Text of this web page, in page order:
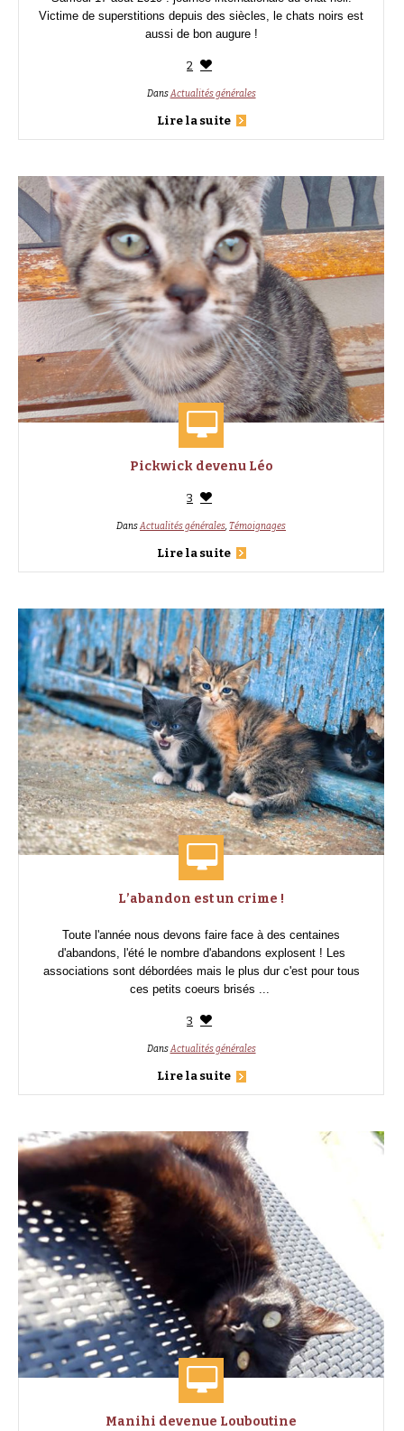
Victime de superstitions depuis des siècles, le chats noirs est
aussi de bon augure !
2
DansActualités générales
Lire la suite
Pickwick devenu Léo
3
DansActualités générales,Témoignages
Lire la suite
L’abandon est un crime !
Toute l'année nous devons faire face à des centaines
d'abandons, l'été le nombre d'abandons explosent ! Les
associations sont débordées mais le plus dur c'est pour tous
ces petits coeurs brisés ...
3
DansActualités générales
Lire la suite
Manihi devenue Louboutine